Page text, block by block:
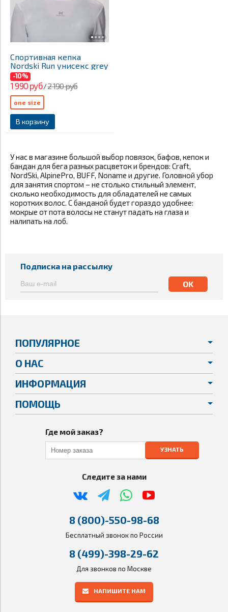
Спортивная кепка
Nordski Run унисекс grey
-10%
1 990 руб/2 190 руб
В корзину
one size
У нас в магазине большой выбор повязок, бафов, кепок и
бандан для бега разных расцветок и брендов: Craft,
NordSki, AlpinePro, BUFF, Noname и другие. Головной убор
для занятия спортом – не столько стильный элемент,
сколько необходимость для обладателей не самых
коротких волос. С банданой будет гораздо удобнее:
мокрые от пота волосы не станут падать на глаза и
налипать на лоб.
Подписка на рассылку
ПОПУЛЯРНОЕ
О НАС
ИНФОРМАЦИЯ
ПОМОЩЬ
Где мой заказ?
УЗНАТЬ
Следите за нами
8 (800)-550-98-68
Бесплатный звонок по России
8 (499)-398-29-62
Для звонков по Москве
НАПИШИТЕ НАМ